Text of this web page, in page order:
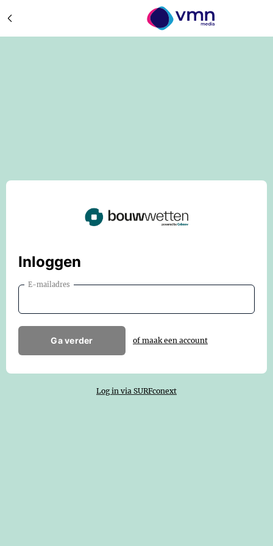
Inloggen
E-mailadres
Ga verder of maak een account
Log in via SURFconext